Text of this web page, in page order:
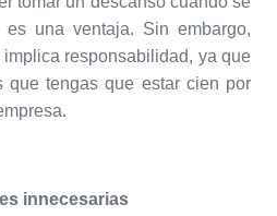
es una ventaja. Sin embargo,
responsabilidad, ya que
que tengas que estar cien por
innecesarias